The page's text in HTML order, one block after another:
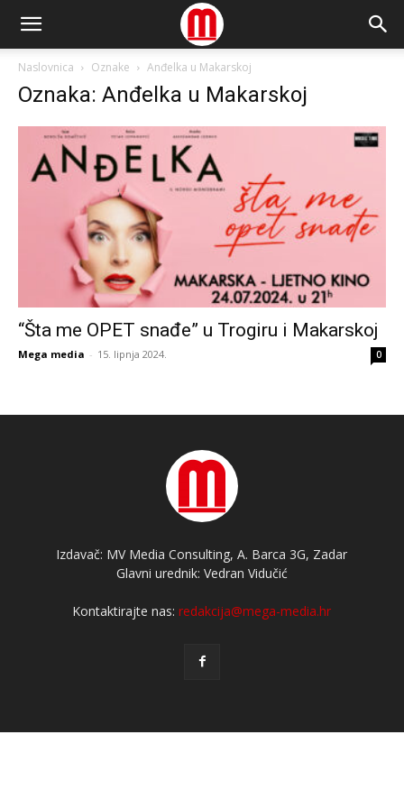
Naslovnica Oznake Anđelka u Makarskoj
Oznaka: Anđelka u Makarskoj
“Šta me OPET snađe” u Trogiru i Makarskoj
Mega media - 15. lipnja 2024. 0
Izdavač: MV Media Consulting, A. Barca 3G, Zadar
Glavni urednik: Vedran Vidučić
Kontaktirajte nas:redakcija@mega-media.hr